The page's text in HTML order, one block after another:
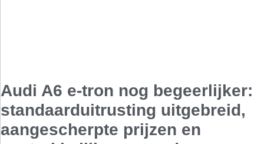
Audi A6 e-tron nog begeerlijker:
standaarduitrusting uitgebreid,
aangescherpte prijzen en